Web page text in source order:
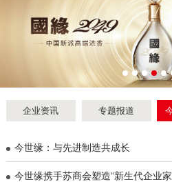
企业资讯 专题报道
今世缘：与先进制造共成长
今世缘携手苏商会塑造“新生代企业家